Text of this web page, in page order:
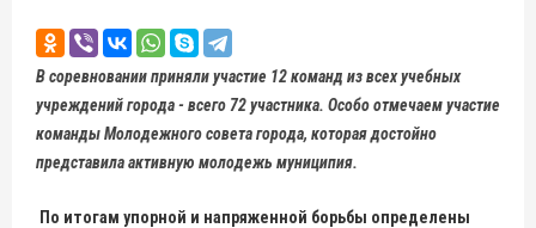
В соревновании приняли участие 12 команд из всех учебных
учреждений города - всего 72 участника. Особо отмечаем участие
команды Молодежного совета города, которая достойно
представила активную молодежь муниципия.
По итогам упорной и напряженной борьбы определены